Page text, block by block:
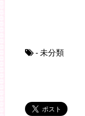
- 未分類